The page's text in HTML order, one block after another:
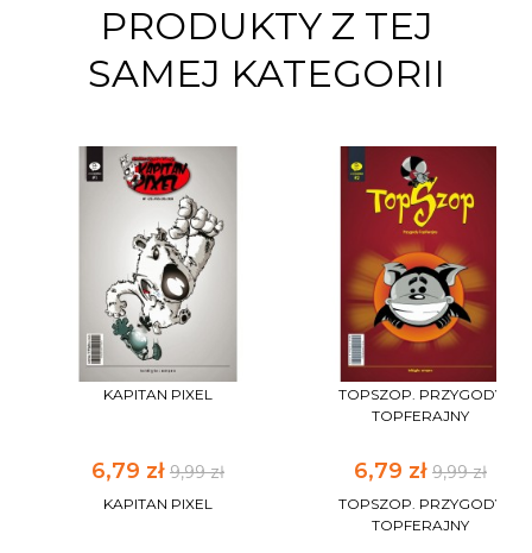
PRODUKTY Z TEJ
SAMEJ KATEGORII
KAPITAN PIXEL
6,79 zł 9,99 zł
KAPITAN PIXEL
TOPSZOP. PRZYGODY
TOPFERAJNY
6,79 zł 9,99 zł
TOPSZOP. PRZYGODY
TOPFERAJNY